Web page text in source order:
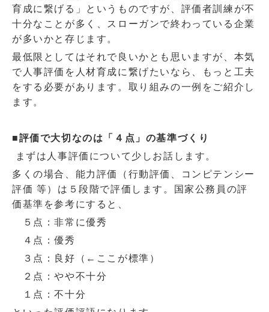
育成に繋げる」というものですが、評価者訓練が不
十分なことが多く、スローガンで終わっている企業
が多いかと存じます。
最低限としてはそれで良いかとも思いますが、本気
で人事評価を人材育成に繋げたいなら、もっと工夫
をする必要があります。取り組みの一例をご紹介し
ます。
■評価で大切なのは「４点」の基準づくり
まずは人事評価について少しお話します。
多くの場合、能力評価（行動評価、コンピテンシー
評価 等）は５段階で評価します。国家公務員の評
価基準を参考にすると、
５点：非常に優秀
４点：優秀
３点：良好（←ここが標準）
２点：やや不十分
１点：不十分